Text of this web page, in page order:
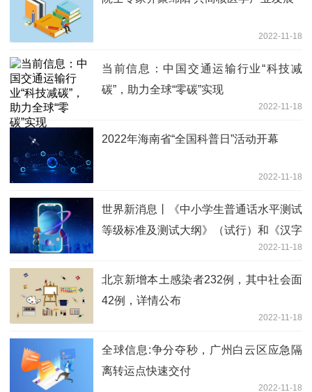
2022-11-18
当前信息：中国交通运输行业“科技减
碳”，助力全球“零碳”实现
2022-11-18
2022年海南省“全国科普日”活动开幕
2022-11-18
世界新消息丨《中小学生普通话水平测试
等级标准及测试大纲》（试行）和《汉字
2022-11-18
北京新增本土感染者232例，其中社会面
42例，详情公布
2022-11-18
全球信息:争分夺秒，广州白云区应急隔
离转运点快速交付
2022-11-18